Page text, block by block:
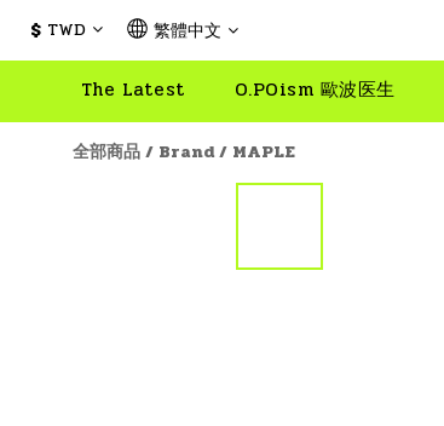
$ TWD 繁體中文
The Latest O.POism 歐波医生
全部商品/ Brand/ MAPLE